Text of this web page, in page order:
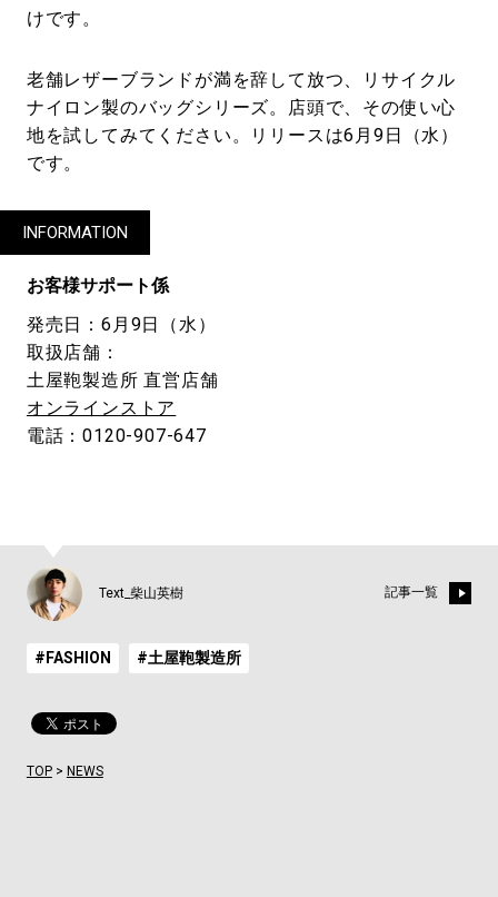
けです。
老舗レザーブランドが満を辞して放つ、リサイクル
ナイロン製のバッグシリーズ。店頭で、その使い心
地を試してみてください。リリースは6月9日（水）
です。
INFORMATION
お客様サポート係
発売日：6月9日（水）
取扱店舗：
土屋鞄製造所 直営店舗
オンラインストア
電話：0120-907-647
Text_柴山英樹 記事一覧
#FASHION #土屋鞄製造所
TOP> NEWS